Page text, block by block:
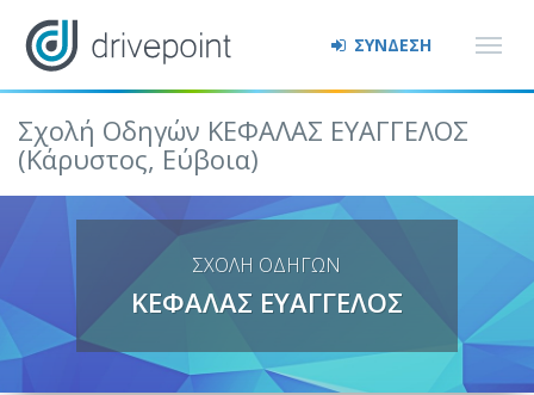
ΣΥΝΔΕΣΗ
Σχολή Οδηγών ΚΕΦΑΛΑΣ ΕΥΑΓΓΕΛΟΣ
(Κάρυστος, Εύβοια)
ΣΧΟΛΗ ΟΔΗΓΩΝ
ΚΕΦΑΛΑΣ ΕΥΑΓΓΕΛΟΣ